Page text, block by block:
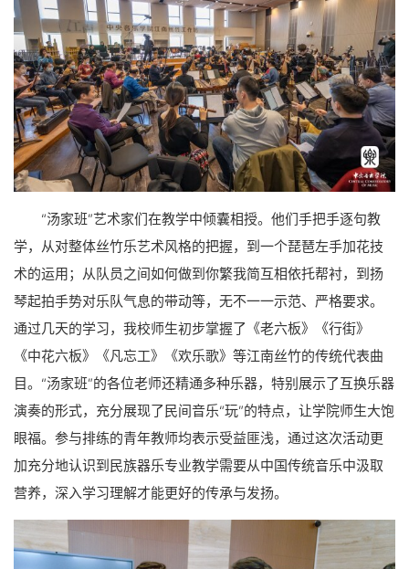
“汤家班”艺术家们在教学中倾囊相授。他们手把手逐句教
学，从对整体丝竹乐艺术风格的把握，到一个琵琶左手加花技
术的运用；从队员之间如何做到你繁我简互相依托帮衬，到扬
琴起拍手势对乐队气息的带动等，无不一一示范、严格要求。
通过几天的学习，我校师生初步掌握了《老六板》《行街》
《中花六板》《凡忘工》《欢乐歌》等江南丝竹的传统代表曲
目。“汤家班”的各位老师还精通多种乐器，特别展示了互换乐器
演奏的形式，充分展现了民间音乐“玩”的特点，让学院师生大饱
眼福。参与排练的青年教师均表示受益匪浅，通过这次活动更
加充分地认识到民族器乐专业教学需要从中国传统音乐中汲取
营养，深入学习理解才能更好的传承与发扬。